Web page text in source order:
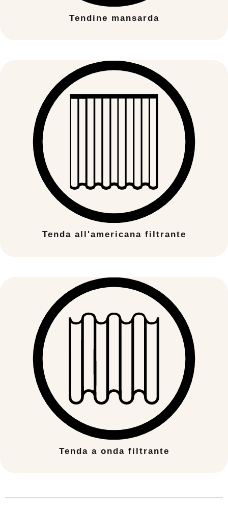
Tendine mansarda
Tenda all'americana filtrante
Tenda a onda filtrante